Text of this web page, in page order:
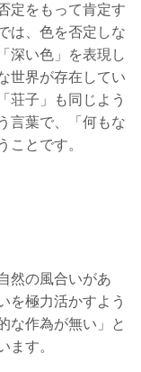
定をもって肯定す
は、色を否定しな
深い色」を表現し
世界が存在してい
荘子」も同じよう
言葉で、「何もな
ことです。
然の風合いがあ
を極力活かすよう
な作為が無い」と
ます。